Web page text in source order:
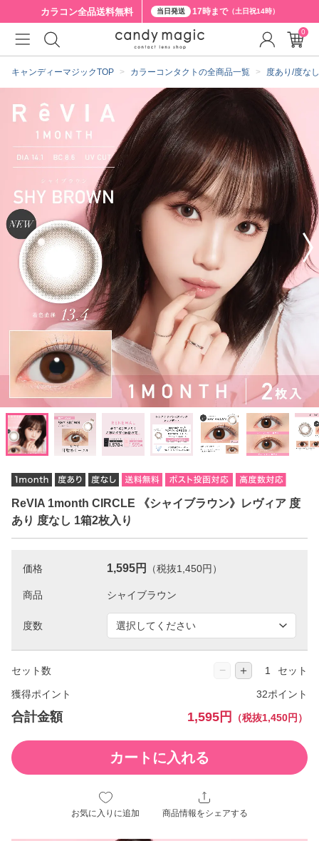
カラコン全品送料無料 当日発送 17時まで（土日祝14時）
キャンディーマジックTOP カラーコンタクトの全商品一覧 度あり/度な
ReVIA 1month CIRCLE 《シャイブラウン》レヴィア 度
あり 度なし 1箱2枚入り
価格 1,595円 （税抜1,450円）
商品
度数
セット数 − ＋ セット
獲得ポイント 32ポイント
合計金額 1,595円 （税抜1,450円）
カートに入れる
お気に入りに追加 商品情報をシェアする
0
クーポン詳細